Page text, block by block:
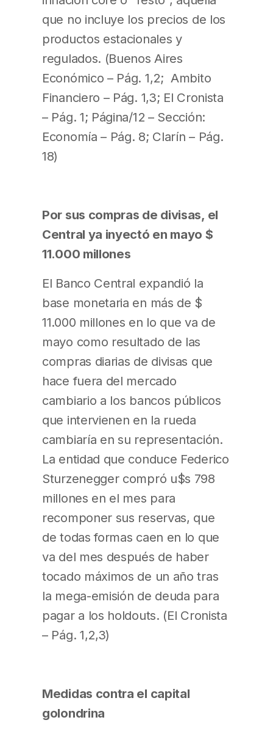
que no incluye los precios de los
productos estacionales y
regulados. (Buenos Aires
Económico – Pág. 1,2; Ambito
Financiero – Pág. 1,3; El Cronista
– Pág. 1; Página/12 – Sección:
Economía – Pág. 8; Clarín – Pág.
18)
Por sus compras de divisas, el
Central ya inyectó en mayo $
11.000 millones
El Banco Central expandió la
base monetaria en más de $
11.000 millones en lo que va de
mayo como resultado de las
compras diarias de divisas que
hace fuera del mercado
cambiario a los bancos públicos
que intervienen en la rueda
cambiaría en su representación.
La entidad que conduce Federico
Sturzenegger compró u$s 798
millones en el mes para
recomponer sus reservas, que
de todas formas caen en lo que
va del mes después de haber
tocado máximos de un año tras
la mega-emisión de deuda para
pagar a los holdouts. (El Cronista
– Pág. 1,2,3)
Medidas contra el capital
golondrina